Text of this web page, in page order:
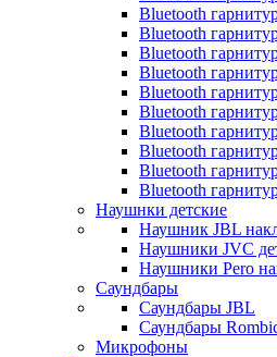
Bluetooth
Bluetooth
Bluetooth
Bluetooth
Bluetooth
Bluetooth
Bluetooth
Bluetooth
Bluetooth
Bluetooth
Наушнки детские
Наушник JBL
Наушники JVC
Наушники Pero
Саундбары
Саундбары JBL
Саундбары
Микрофоны